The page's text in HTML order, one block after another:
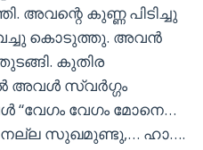
അവന്റെ കുണ്ണ പിടിച്ചു
കൊടുത്തു. അവൻ
കുതിര
അവൾ സ്വർഗ്ഗം
വേഗം മോനെ…
നല്ല സുഖമുണ്ടു,… ഹാ….